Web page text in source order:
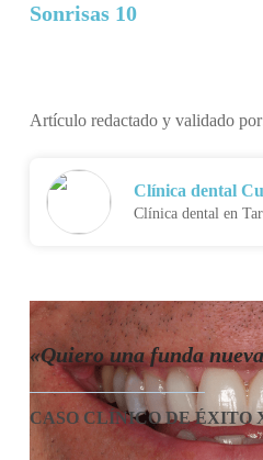
Sonrisas 10
Artículo redactado y validado
Clínica dental
Clínica dental en
«Quiero una funda
CASO CLÍNICO DE ÉXITO